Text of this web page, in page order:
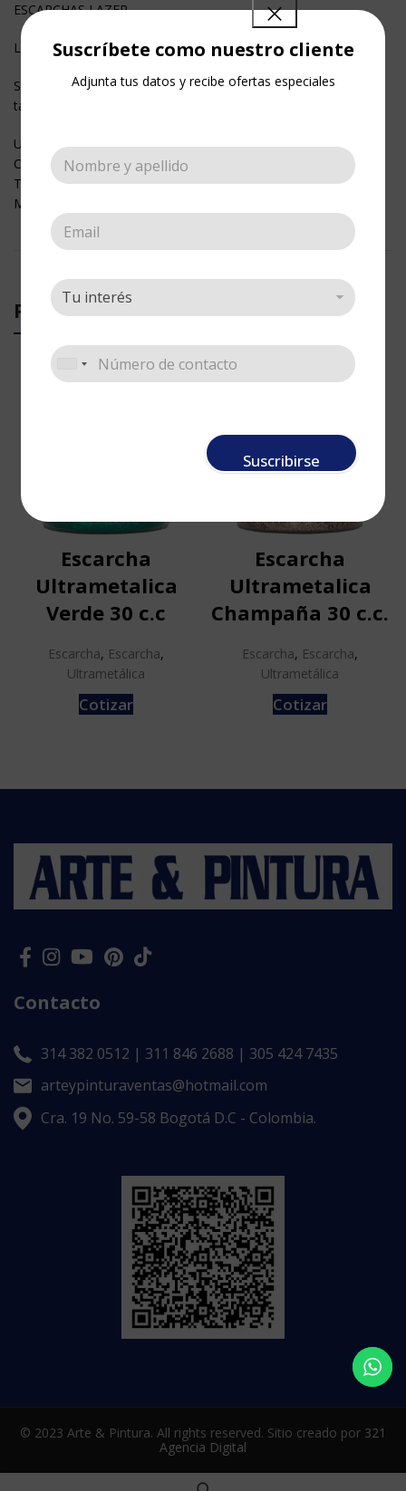
Suscríbete como nuestro cliente
Adjunta tus datos y recibe ofertas especiales
Suscribirse
ESCARCHAS LAZER
Lazer Fina: 14 Colores de múltiples brillos.
Son Escarchas Holográficas, para Artes Manuales, de uso
también en:
Uñas
Cosmético
Textil
Maquillaje.
PRODUCTOS RELACIONADOS
Escarcha
Ultrametalica
Verde 30 c.c
Escarcha, Escarcha,
Ultrametálica
Cotizar
Escarcha
Ultrametalica
Champaña 30 c.c.
Escarcha, Escarcha,
Ultrametálica
Cotizar
Contacto
314 382 0512 | 311 846 2688 | 305 424 7435
arteypinturaventas@hotmail.com
Cra. 19 No. 59-58 Bogotá D.C - Colombia.
© 2023 Arte & Pintura. All rights reserved. Sitio creado por 321
Agencia Digital